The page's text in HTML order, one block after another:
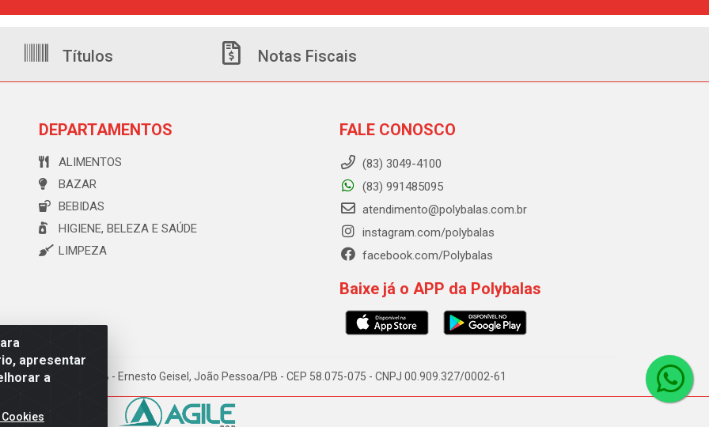
apresentar
a
Títulos Notas Fiscais
DEPARTAMENTOS
ALIMENTOS
BAZAR
BEBIDAS
HIGIENE, BELEZA E SAÚDE
LIMPEZA
FALE CONOSCO
(83) 3049-4100
(83) 991485095
atendimento@polybalas.com.br
instagram.com/polybalas
facebook.com/Polybalas
Baixe já o APP da Polybalas
173 Galpão B - Ernesto Geisel, João Pessoa/PB - CEP 58.075-075 - CNPJ 00.909.327/0002-61